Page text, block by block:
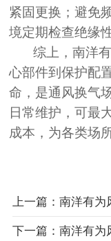
紧固更换；避免
境定期检查绝缘
综上，南洋有
心部件到保护配
命，是通风换气
日常维护，可最
成本，为各类场
上一篇：南洋有为
下一篇：南洋有为